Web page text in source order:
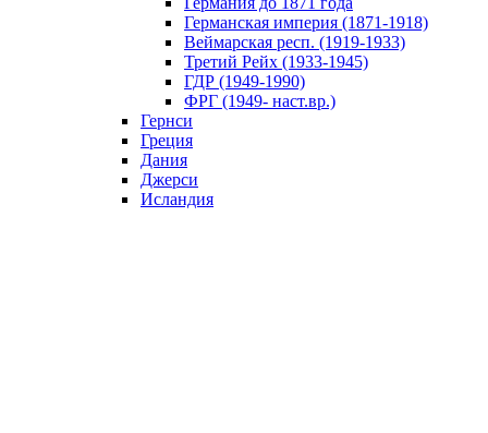
Германская империя (1871-1918)
Веймарская респ. (1919-1933)
Третий Рейх (1933-1945)
ГДР (1949-1990)
ФРГ (1949- наст.вр.)
Гернси
Греция
Дания
Джерси
Исландия